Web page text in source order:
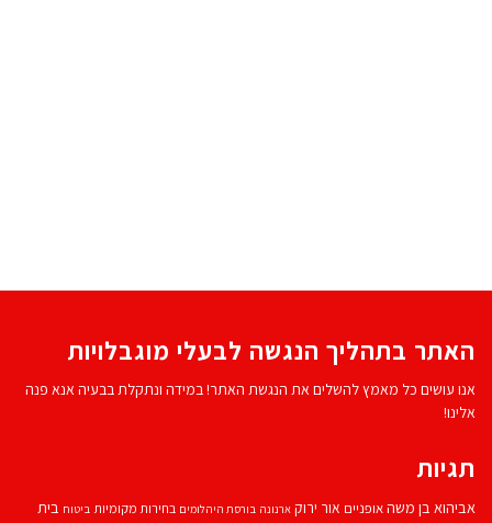
האתר בתהליך הנגשה לבעלי מוגבלויות
אנו עושים כל מאמץ להשלים את הנגשת האתר! במידה ונתקלת בבעיה אנא פנה
אלינו!
תגיות
אביהוא בן משהאופניים אור ירוק ארנונה בורסת היהלומים בחירות מקומיות ביטוח בית